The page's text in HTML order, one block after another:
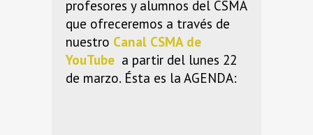
profesores y alumnos del CSMA
que ofreceremos a través de
nuestro Canal CSMA de
YouTube a partir del lunes 22
de marzo. Ésta es la AGENDA: